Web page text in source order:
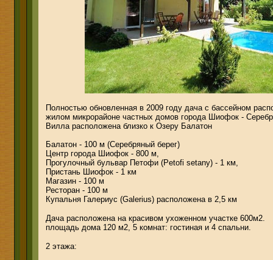
Полностью обновленная в 2009 году дача с бассейном
жилом микрорайоне частных домов города Шиофок -
Вилла расположена близко к Озеру Балатон
Балатон - 100 м (Серебряный берег)
Центр города Шиофок - 800 м,
Прогулочный бульвар Петофи (Petofi setany) - 1 км,
Пристань Шиофок - 1 км
Магазин - 100 м
Ресторан - 100 м
Купальня Галериус (Galerius) расположена в 2,5 км
Дача расположена на красивом ухоженном участке 600м2.
площадь дома 120 м2, 5 комнат: гостиная и 4 спальни.
2 этажа: